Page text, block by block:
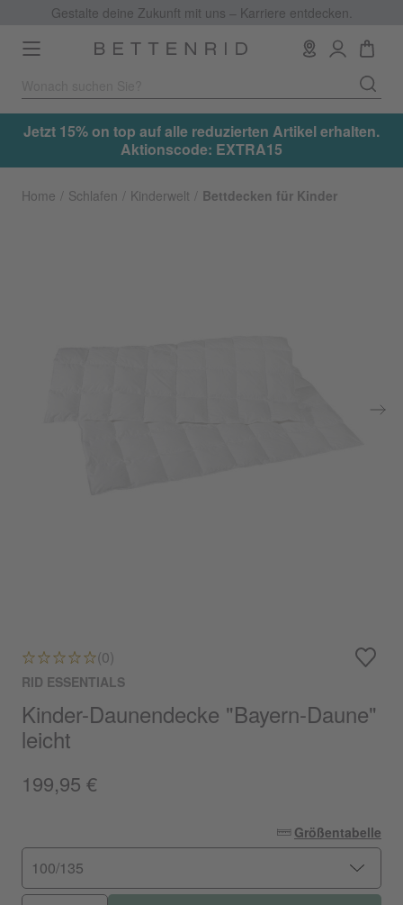
Gestalte deine Zukunft mit uns – Karriere entdecken.
Toggle
navigation
Jetzt 15% on top auf alle reduzierten Artikel erhalten.
Aktionscode: EXTRA15
Home Schlafen Kinderwelt Bettdecken für Kinder
(0)
RID ESSENTIALS
Kinder-Daunendecke "Bayern-Daune"
leicht
199,95 €
Größentabelle
100/135